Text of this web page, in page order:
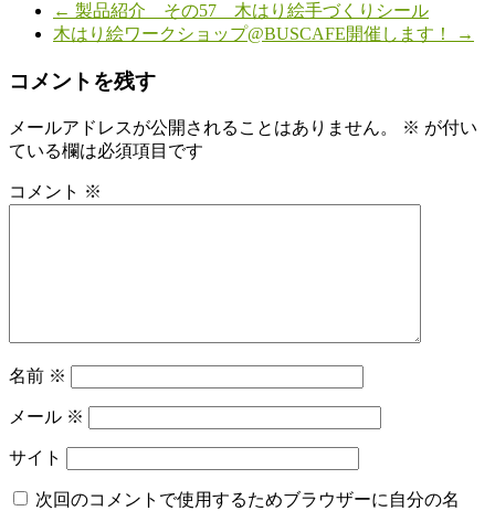
← 製品紹介 その57 木はり絵手づくりシール
木はり絵ワークショップ@BUSCAFE開催します！
→
コメントを残す
メールアドレスが公開されることはありません。 ※ が付い
ている欄は必須項目です
コメント ※
名前 ※
メール ※
サイト
次回のコメントで使用するためブラウザーに自分の名